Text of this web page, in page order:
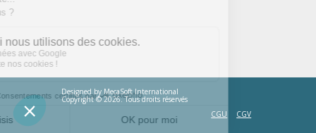
Designed by MecaSoft International
Copyright © 2026. Tous droits réservés
CGU
CGV